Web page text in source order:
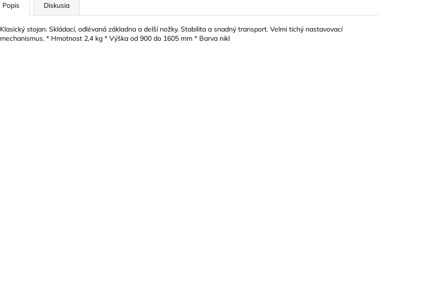
Popis Diskusia
Klasický stojan. Skládací, odlévaná základna a delší nožky. Stabilita a snadný transport. Velmi tichý nastavovací
mechanismus. * Hmotnost 2,4 kg * Výška od 900 do 1605 mm * Barva nikl